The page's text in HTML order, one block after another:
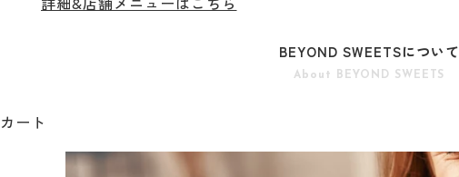
BEYOND SWEETSについて
About BEYOND SWEETS
カート